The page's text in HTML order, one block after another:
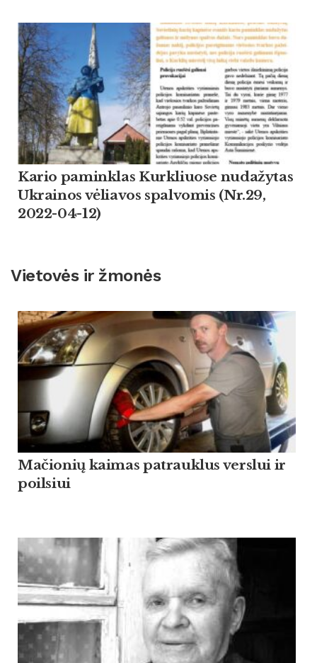
Kario paminklas Kurkliuose nudažytas
Ukrainos vėliavos spalvomis (Nr.29,
2022-04-12)
Vietovės ir žmonės
Mačionių kaimas patrauklus verslui ir
poilsiui